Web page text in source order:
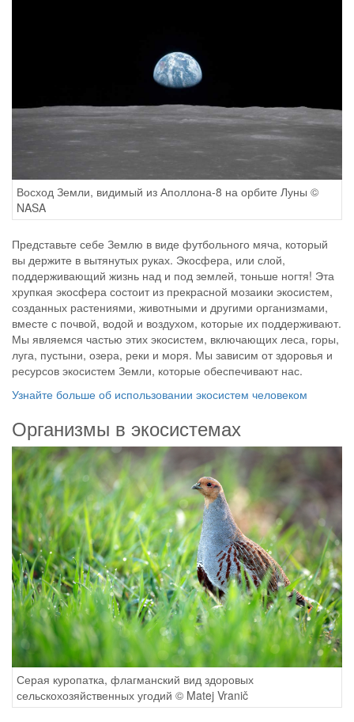
Восход Земли, видимый из Аполлона-8 на орбите Луны ©
NASA
Представьте себе Землю в виде футбольного мяча, который
вы держите в вытянутых руках. Экосфера, или слой,
поддерживающий жизнь над и под землей, тоньше ногтя! Эта
хрупкая экосфера состоит из прекрасной мозаики экосистем,
созданных растениями, животными и другими организмами,
вместе с почвой, водой и воздухом, которые их поддерживают.
Мы являемся частью этих экосистем, включающих леса, горы,
луга, пустыни, озера, реки и моря. Мы зависим от здоровья и
ресурсов экосистем Земли, которые обеспечивают нас.
Узнайте больше об использовании экосистем человеком
Организмы в экосистемах
Серая куропатка, флагманский вид здоровых
сельскохозяйственных угодий © Matej Vranič